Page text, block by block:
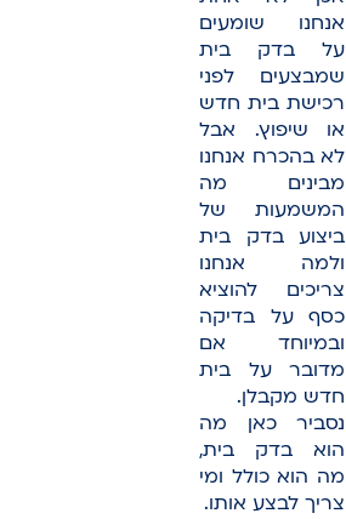
אנחנו שומעים
על בדק בית
שמבצעים לפני
רכישת בית חדש
או שיפוץ. אבל
לא בהכרח אנחנו
מבינים מה
המשמעות של
ביצוע בדק בית
ולמה אנחנו
צריכים להוציא
כסף על בדיקה
ובמיוחד אם
מדובר על בית
חדש מקבלן.
נסביר כאן מה
הוא בדק בית,
מה הוא כולל ומי
צריך לבצע אותו.